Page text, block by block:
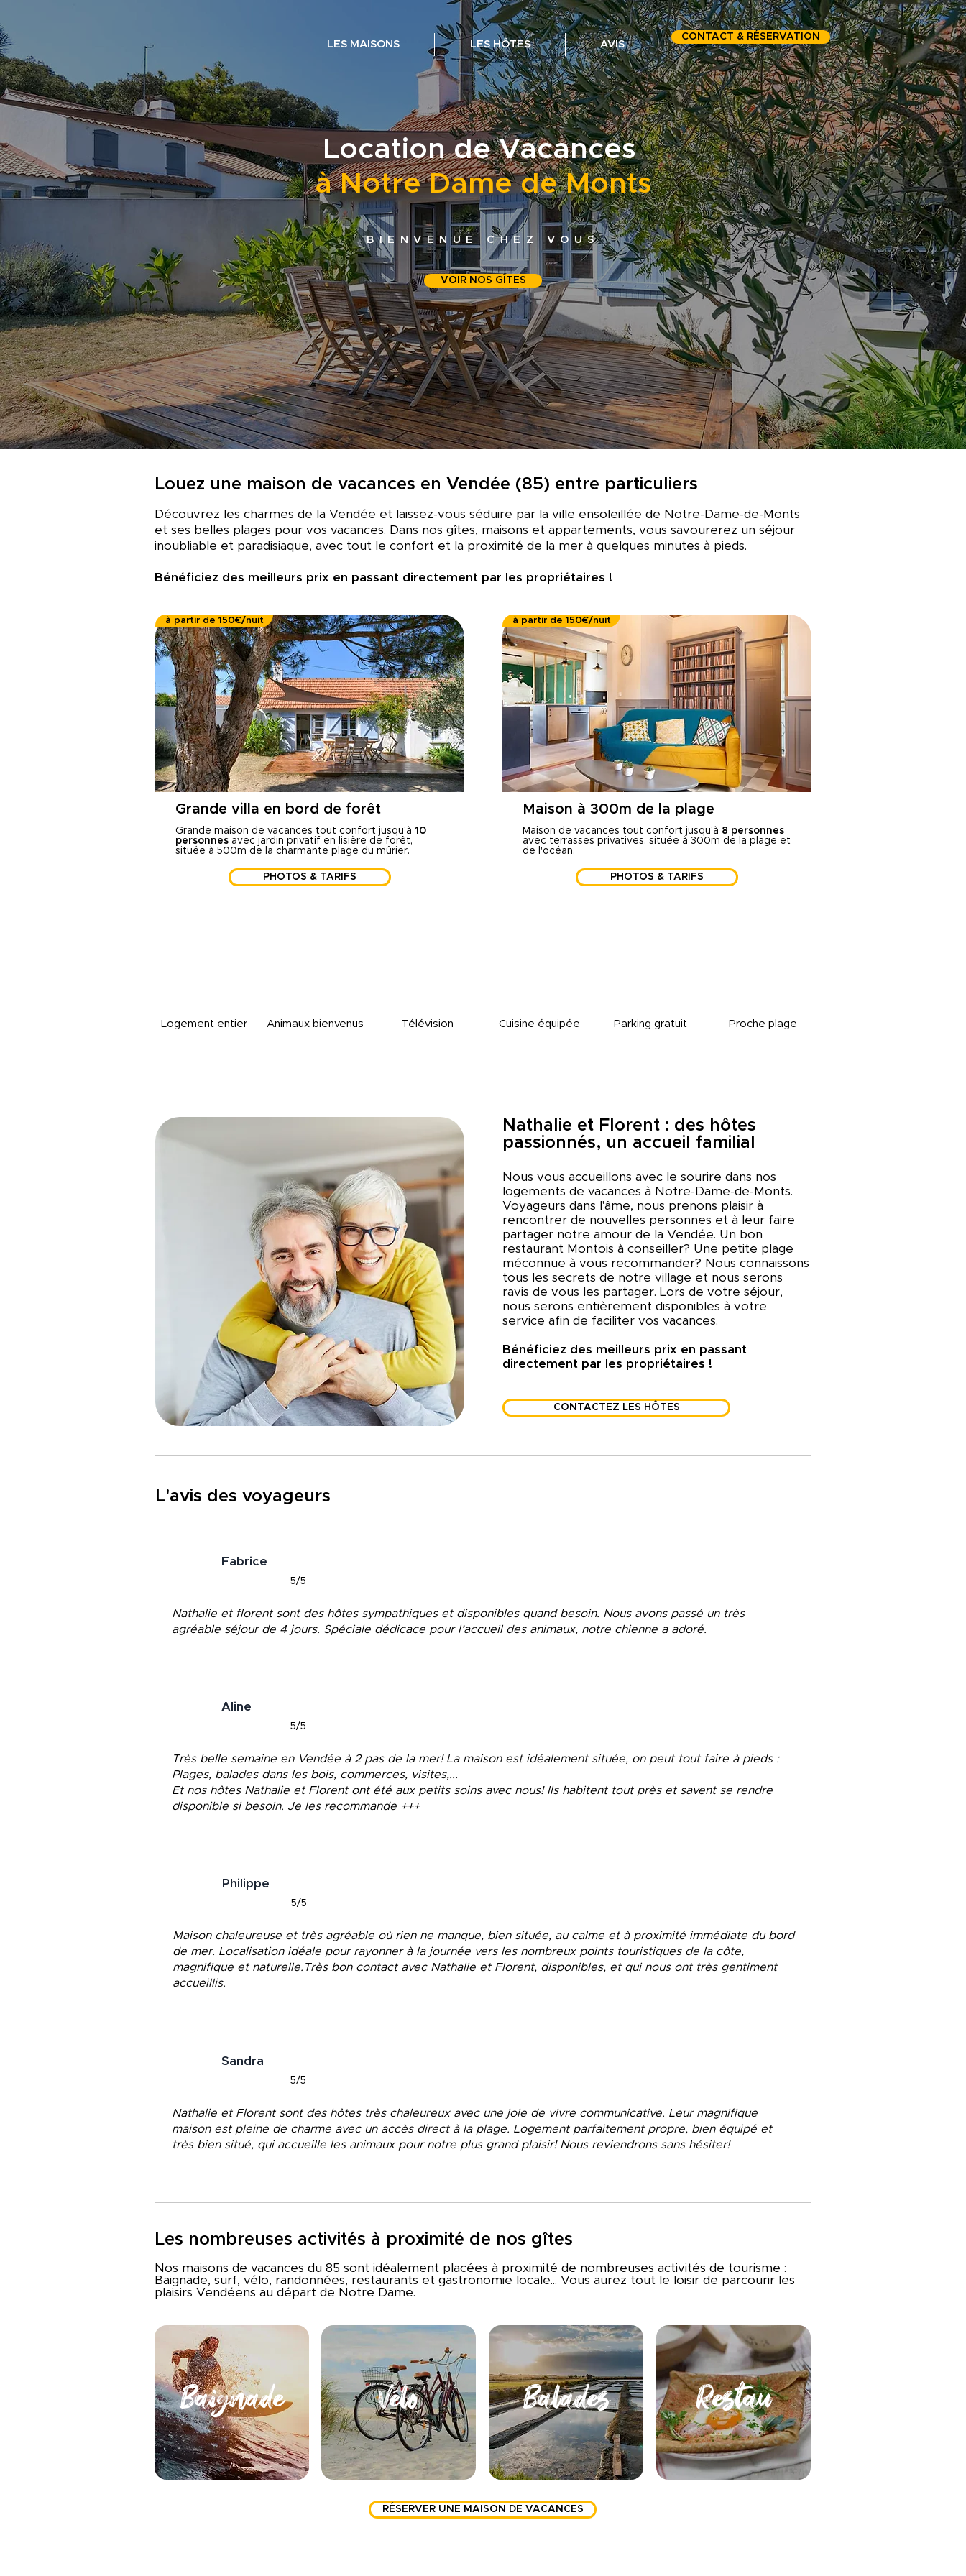
LES MAISONS LES HÔTES AVIS
CONTACT & RÉSERVATION
Location de Vacances
à Notre Dame de Monts
BIENVENUE CHEZ VOUS
VOIR NOS GÎTES
Louez une maison de vacances en Vendée (85) entre particuliers
Découvrez les charmes de la Vendée et laissez-vous séduire par la ville ensoleillée de Notre-Dame-de-Monts
et ses belles plages pour vos vacances. Dans nos gîtes, maisons et appartements, vous savourerez un séjour
inoubliable et paradisiaque, avec tout le confort et la proximité de la mer à quelques minutes à pieds.
Bénéficiez des meilleurs prix en passant directement par les propriétaires !
à partir de 150€/nuit
Grande villa en bord de forêt
Grande maison de vacances tout confort jusqu'à 10
personnes avec jardin privatif en lisière de forêt,
située à 500m de la charmante plage du mûrier.
PHOTOS & TARIFS
Logement entier Animaux bienvenus Télévision
à partir de 150€/nuit
Maison à 300m de la plage
Maison de vacances tout confort jusqu'à 8 personnes
avec terrasses privatives, située à 300m de la plage et
de l'océan.
PHOTOS & TARIFS
Cuisine équipée Parking gratuit Proche plage
Nathalie et Florent : des hôtes
passionnés, un accueil familial
Nous vous accueillons avec le sourire dans nos
logements de vacances à Notre-Dame-de-Monts.
Voyageurs dans l'âme, nous prenons plaisir à
rencontrer de nouvelles personnes et à leur faire
partager notre amour de la Vendée. Un bon
restaurant Montois à conseiller? Une petite plage
méconnue à vous recommander? Nous connaissons
tous les secrets de notre village et nous serons
ravis de vous les partager. Lors de votre séjour,
nous serons entièrement disponibles à votre
service afin de faciliter vos vacances.
Bénéficiez des meilleurs prix en passant
directement par les propriétaires !
CONTACTEZ LES HÔTES
L'avis des voyageurs
Fabrice
5/5
Nathalie et florent sont des hôtes sympathiques et disponibles quand besoin. Nous avons passé un très
agréable séjour de 4 jours. Spéciale dédicace pour l’accueil des animaux, notre chienne a adoré.
Aline
5/5
Très belle semaine en Vendée à 2 pas de la mer! La maison est idéalement située, on peut tout faire à pieds :
Plages, balades dans les bois, commerces, visites,...
Et nos hôtes Nathalie et Florent ont été aux petits soins avec nous! Ils habitent tout près et savent se rendre
disponible si besoin. Je les recommande +++
Philippe
5/5
Maison chaleureuse et très agréable où rien ne manque, bien située, au calme et à proximité immédiate du bord
de mer. Localisation idéale pour rayonner à la journée vers les nombreux points touristiques de la côte,
magnifique et naturelle.Très bon contact avec Nathalie et Florent, disponibles, et qui nous ont très gentiment
accueillis.
Sandra
5/5
Nathalie et Florent sont des hôtes très chaleureux avec une joie de vivre communicative. Leur magnifique
maison est pleine de charme avec un accès direct à la plage. Logement parfaitement propre, bien équipé et
très bien situé, qui accueille les animaux pour notre plus grand plaisir! Nous reviendrons sans hésiter!
Les nombreuses activités à proximité de nos gîtes
Nos maisons de vacances du 85 sont idéalement placées à proximité de nombreuses activités de tourisme :
Baignade, surf, vélo, randonnées, restaurants et gastronomie locale... Vous aurez tout le loisir de parcourir les
plaisirs Vendéens au départ de Notre Dame.
Baignade Vélo Balades Restau
RÉSERVER UNE MAISON DE VACANCES